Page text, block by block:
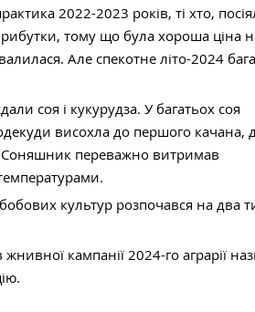
2022-2023 років, ті хто,
тому що була хороша ціна
Але спекотне літо-2024
соя і кукурудза. У багатьох соя
висохла до першого качана,
Соняшник переважно витримав
культур розпочався на два
кампанії 2024-го аграрії